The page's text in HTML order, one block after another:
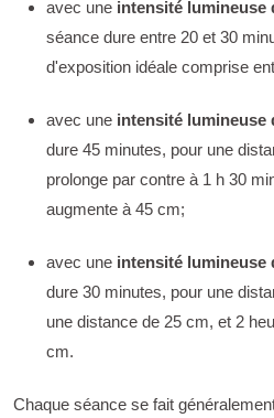
avec une intensité lumineuse
séance dure entre 20 et 30
d'exposition idéale comprise
avec une intensité lumineuse
dure 45 minutes, pour une
prolonge par contre à 1 h 30
augmente à 45 cm;
avec une intensité lumineuse
dure 30 minutes, pour une
une distance de 25 cm, et 2
cm.
Chaque séance se fait